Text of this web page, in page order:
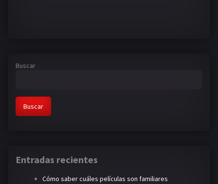
Buscar
Buscar
Entradas recientes
Cómo saber cuáles películas son familiares